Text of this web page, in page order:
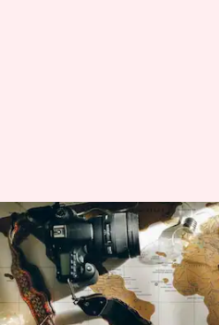
Aksesori
untuk Perjalanan
menulis Shubham Gupta Apr 19,